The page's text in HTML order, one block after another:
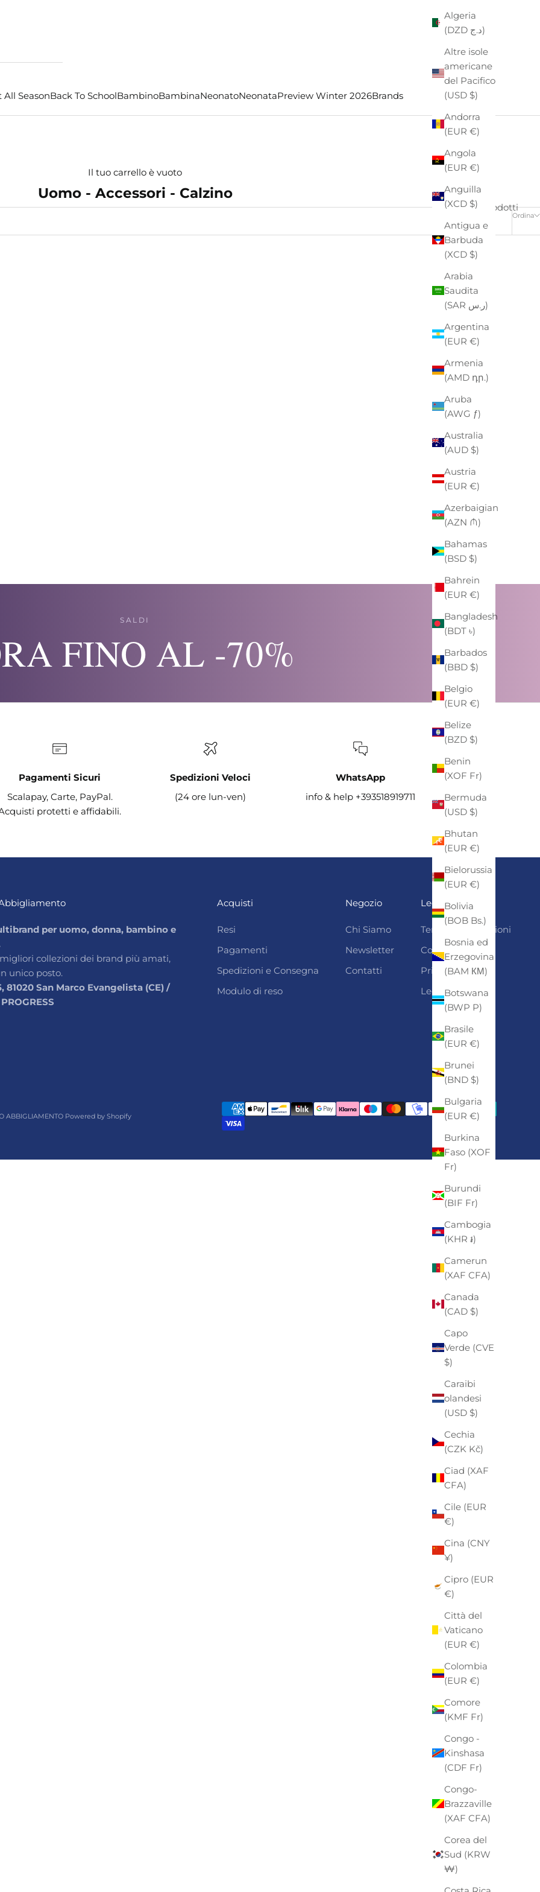
SeasonBack To SchoolBambinoBambinaNeonatoNeonataPreview Winter 2026Brands
Algeria
(DZD د.ج)
Altre isole
americane
del Pacifico
(USD $)
Andorra
(EUR €)
Angola
(EUR €)
Anguilla
(XCD $)
Antigua e
Barbuda
(XCD $)
Arabia
Saudita
(SAR ر.س)
Argentina
(EUR €)
Armenia
(AMD դր.)
Aruba
(AWG ƒ)
Australia
(AUD $)
Austria
(EUR €)
Azerbaigian
(AZN ₼)
Bahamas
(BSD $)
Bahrein
(EUR €)
Bangladesh
(BDT ৳)
Barbados
(BBD $)
Belgio
(EUR €)
Belize
(BZD $)
Benin
(XOF Fr)
Bermuda
(USD $)
Bhutan
(EUR €)
Bielorussia
(EUR €)
Bolivia
(BOB Bs.)
Bosnia ed
Erzegovina
(BAM КМ)
Botswana
(BWP P)
Brasile
(EUR €)
Brunei
(BND $)
Bulgaria
(EUR €)
Burkina
Faso (XOF
Fr)
Burundi
(BIF Fr)
Cambogia
(KHR ៛)
Camerun
(XAF CFA)
Canada
(CAD $)
Capo
Verde (CVE
$)
Caraibi
olandesi
(USD $)
Cechia
(CZK Kč)
Ciad (XAF
CFA)
Cile (EUR
€)
Cina (CNY
¥)
Cipro (EUR
€)
Città del
Vaticano
(EUR €)
Colombia
(EUR €)
Comore
(KMF Fr)
Congo -
Kinshasa
(CDF Fr)
Congo-
Brazzaville
(XAF CFA)
Corea del
Sud (KRW
₩)
Il tuo carrello è vuoto
Uomo - Accessori - Calzino
Ordina
3 prodotti
SALDI
FINO AL -70%
Pagamenti Sicuri
Scalapay, Carte, PayPal.
protetti e affidabili.
Spedizioni Veloci
(24 ore lun-ven)
WhatsApp
info & help +393518919711
per uomo, donna, bambino e
collezioni dei brand più amati,
unico posto.
81020 San Marco Evangelista (CE) /
Acquisti
Resi
Pagamenti
Spedizioni e Consegna
Modulo di reso
Negozio
Chi Siamo
Newsletter
Contatti
Legali
Termini e condizioni
Cookie Policy
Privacy
Legal Notice
ABBIGLIAMENTO Powered by Shopify